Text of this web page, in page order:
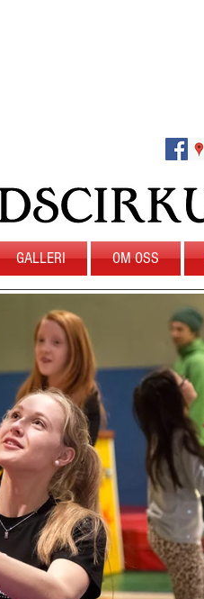
GALLERI OM OSS